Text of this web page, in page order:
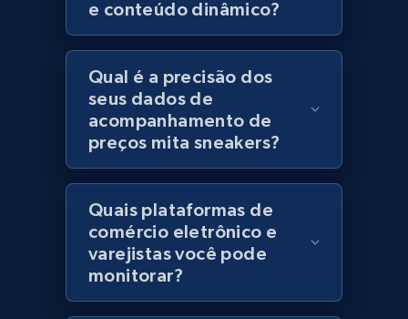
Lazada - Products - Discover products by
keyword
URL, Title, Rating, Reviews, Initial price, Final
price, Currency, Stock, and more.
992+ 165+ Comece agora
e conteúdo dinâmico?
Qual é a precisão dos
seus dados de
acompanhamento de
preços mita sneakers?
Quais plataformas de
comércio eletrônico e
varejistas você pode
monitorar?